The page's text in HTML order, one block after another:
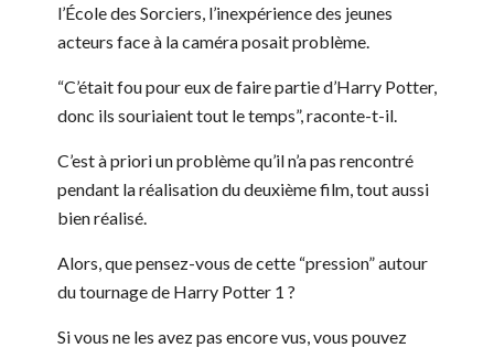
l’École des Sorciers, l’inexpérience des jeunes
acteurs face à la caméra posait problème.
“C’était fou pour eux de faire partie d’Harry Potter,
donc ils souriaient tout le temps”, raconte-t-il.
C’est à priori un problème qu’il n’a pas rencontré
pendant la réalisation du deuxième film, tout aussi
bien réalisé.
Alors, que pensez-vous de cette “pression” autour
du tournage de Harry Potter 1 ?
Si vous ne les avez pas encore vus, vous pouvez